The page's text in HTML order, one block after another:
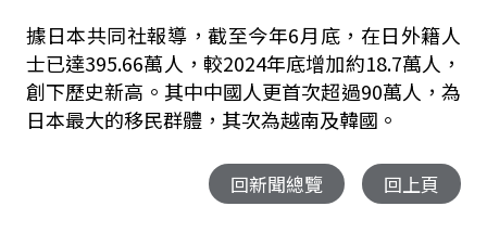
據日本共同社報導，截至今年6月底，在日外籍人
士已達395.66萬人，較2024年底增加約18.7萬人，
創下歷史新高。其中中國人更首次超過90萬人，為
日本最大的移民群體，其次為越南及韓國。
回新聞總覽 回上頁